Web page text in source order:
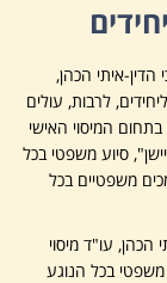
הדין-איתי הכהן,
לרבות, עולים
המיסוי האישי
סיוע משפטי בכל
משפטיים בכל
עו"ד מיסוי
משפטי בכל הנוגע